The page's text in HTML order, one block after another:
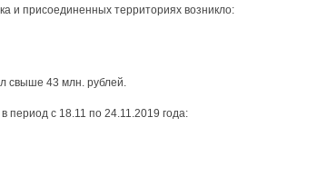
и присоединенных территориях возникло:
свыше 43 млн. рублей.
период с 18.11 по 24.11.2019 года: